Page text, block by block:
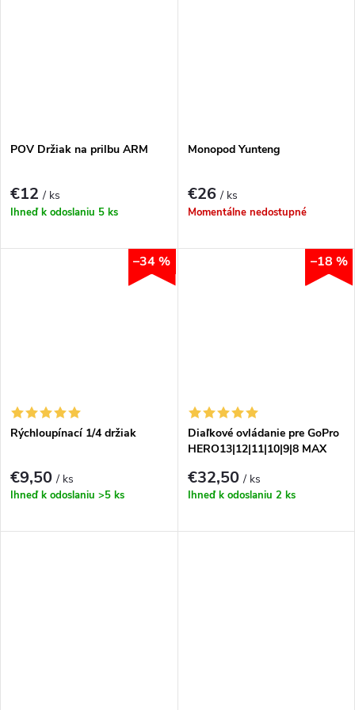
POV Držiak na prilbu ARM
€12/ ks
Ihneď k odoslaniu 5 ks
Monopod Yunteng
€26/ ks
Momentálne nedostupné
–34 %
Rýchloupínací 1/4 držiak
€9,50/ ks
Ihneď k odoslaniu >5 ks
–18 %
Diaľkové ovládanie pre GoPro
HERO13|12|11|10|9|8 MAX
€32,50/ ks
Ihneď k odoslaniu 2 ks